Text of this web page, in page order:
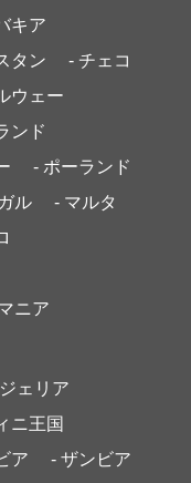
キア
タン
- チェコ
ウェー
ンド
- ポーランド
ル
- マルタ
ニア
ェリア
ニ王国
ア
- ザンビア